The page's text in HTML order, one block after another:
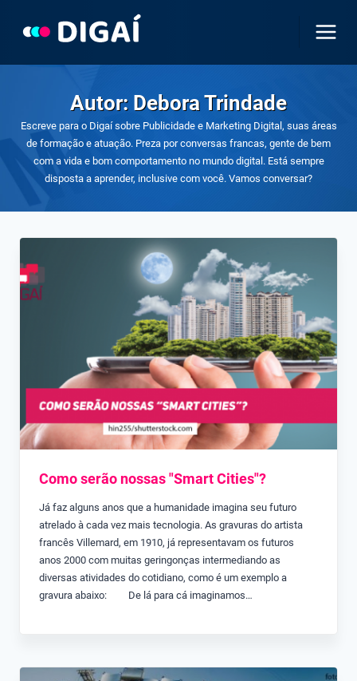
Autor: Debora Trindade
Escreve para o Digaí sobre Publicidade e Marketing Digital, suas áreas
de formação e atuação. Preza por conversas francas, gente de bem
com a vida e bom comportamento no mundo digital. Está sempre
disposta a aprender, inclusive com você. Vamos conversar?
Como serão nossas "Smart Cities"?
Já faz alguns anos que a humanidade imagina seu futuro
atrelado à cada vez mais tecnologia. As gravuras do artista
francês Villemard, em 1910, já representavam os futuros
anos 2000 com muitas geringonças intermediando as
diversas atividades do cotidiano, como é um exemplo a
gravura abaixo: De lá para cá imaginamos…